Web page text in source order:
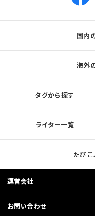
国内
海外
タグから探す
ライター一覧
たび
運営会社
お問い合わせ